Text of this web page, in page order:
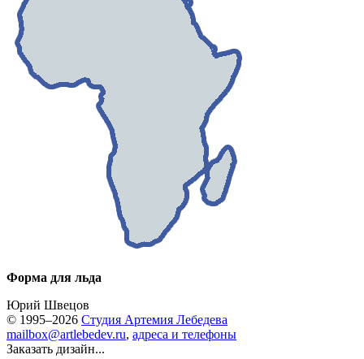
Форма для льда
Юрий Швецов
© 1995–2026 Студия Артемия Лебедева
mailbox@artlebedev.ru, адреса и телефоны
Заказать дизайн...